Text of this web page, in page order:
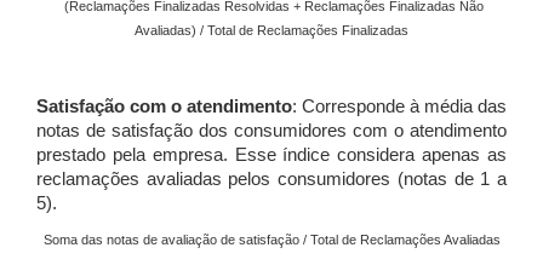
(Reclamações Finalizadas Resolvidas + Reclamações Finalizadas Não
Avaliadas) / Total de Reclamações Finalizadas
Satisfação com o atendimento: Corresponde à média das
notas de satisfação dos consumidores com o atendimento
prestado pela empresa. Esse índice considera apenas as
reclamações avaliadas pelos consumidores (notas de 1 a
5).
Soma das notas de avaliação de satisfação / Total de Reclamações Avaliadas